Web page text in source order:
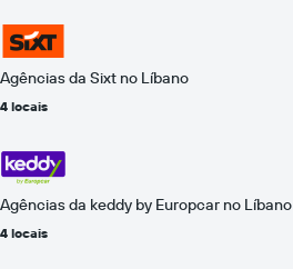
Agências da Sixt no Líbano
4 locais
Agências da keddy by Europcar no Líbano
4 locais